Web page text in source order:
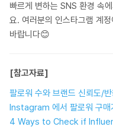
빠르게 변하는 SNS 환경 속
요. 여러분의 인스타그램 계
바랍니다😊
[참고자료]
팔로워 수와 브랜드 신뢰도/반
Instagram 에서 팔로워 구
4 Ways to Check if